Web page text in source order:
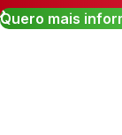
Quero mais